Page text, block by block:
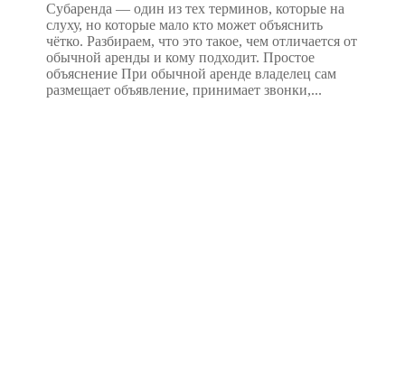
Субаренда — один из тех терминов, которые на
слуху, но которые мало кто может объяснить
чётко. Разбираем, что это такое, чем отличается от
обычной аренды и кому подходит. Простое
объяснение При обычной аренде владелец сам
размещает объявление, принимает звонки,...